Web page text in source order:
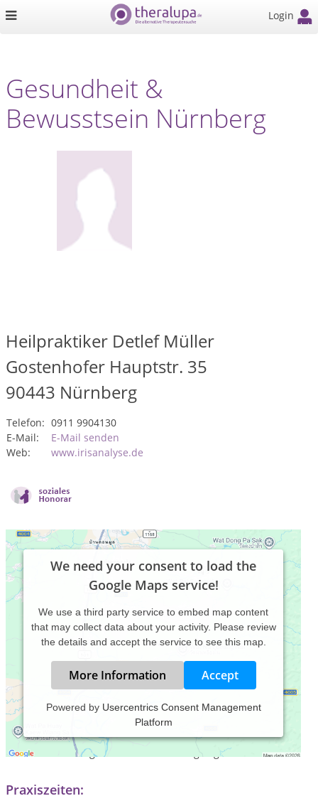
Login
Gesundheit &
Bewusstsein Nürnberg
Heilpraktiker Detlef Müller
Gostenhofer Hauptstr. 35
90443 Nürnberg
Telefon: 0911 9904130
E-Mail:
E-Mail senden
Web:
www.irisanalyse.de
We need your consent to load the
Google Maps service!
We use a third party service to embed map content
that may collect data about your activity. Please review
the details and accept the service to see this map.
More Information Accept
Powered by Usercentrics Consent Management
Platform
Über die Iris/Augenanalyse verbunden mit einer Messung
ihrer Meridiane an Händen und Füssen wird die
Weiterbehandlung und Medikation festgelegt.
Praxiszeiten: